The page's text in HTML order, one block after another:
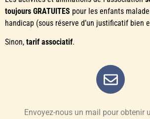
toujours GRATUITES pour les enfants
handicap (sous réserve d’un justificatif bien
Sinon, tarif associatif.
Envoyez-nous un mail pour obtenir